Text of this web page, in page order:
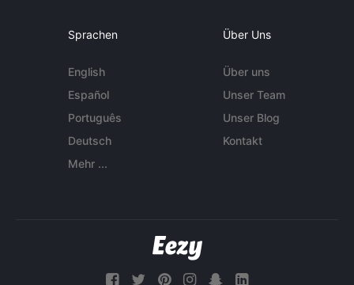
Sprachen
English
Español
Português
Deutsch
Mehr ...
Über Uns
Über uns
Unser Team
Unser Blog
Kontakt